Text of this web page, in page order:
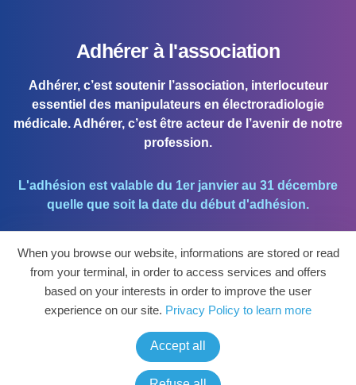
Adhérer à l'association
Adhérer, c’est soutenir l’association, interlocuteur
essentiel des manipulateurs en électroradiologie
médicale. Adhérer, c’est être acteur de l’avenir de notre
profession.
L'adhésion est valable du 1er janvier au 31 décembre
quelle que soit la date du début d'adhésion.
J'ADHÈRE !
Mon espace personnel et mettre à jour mes
ESPACE PERSO
When you browse our website, informations are stored or read
from your terminal, in order to access services and offers
based on your interests in order to improve the user
experience on our site. Privacy Policy to learn more
Accept all